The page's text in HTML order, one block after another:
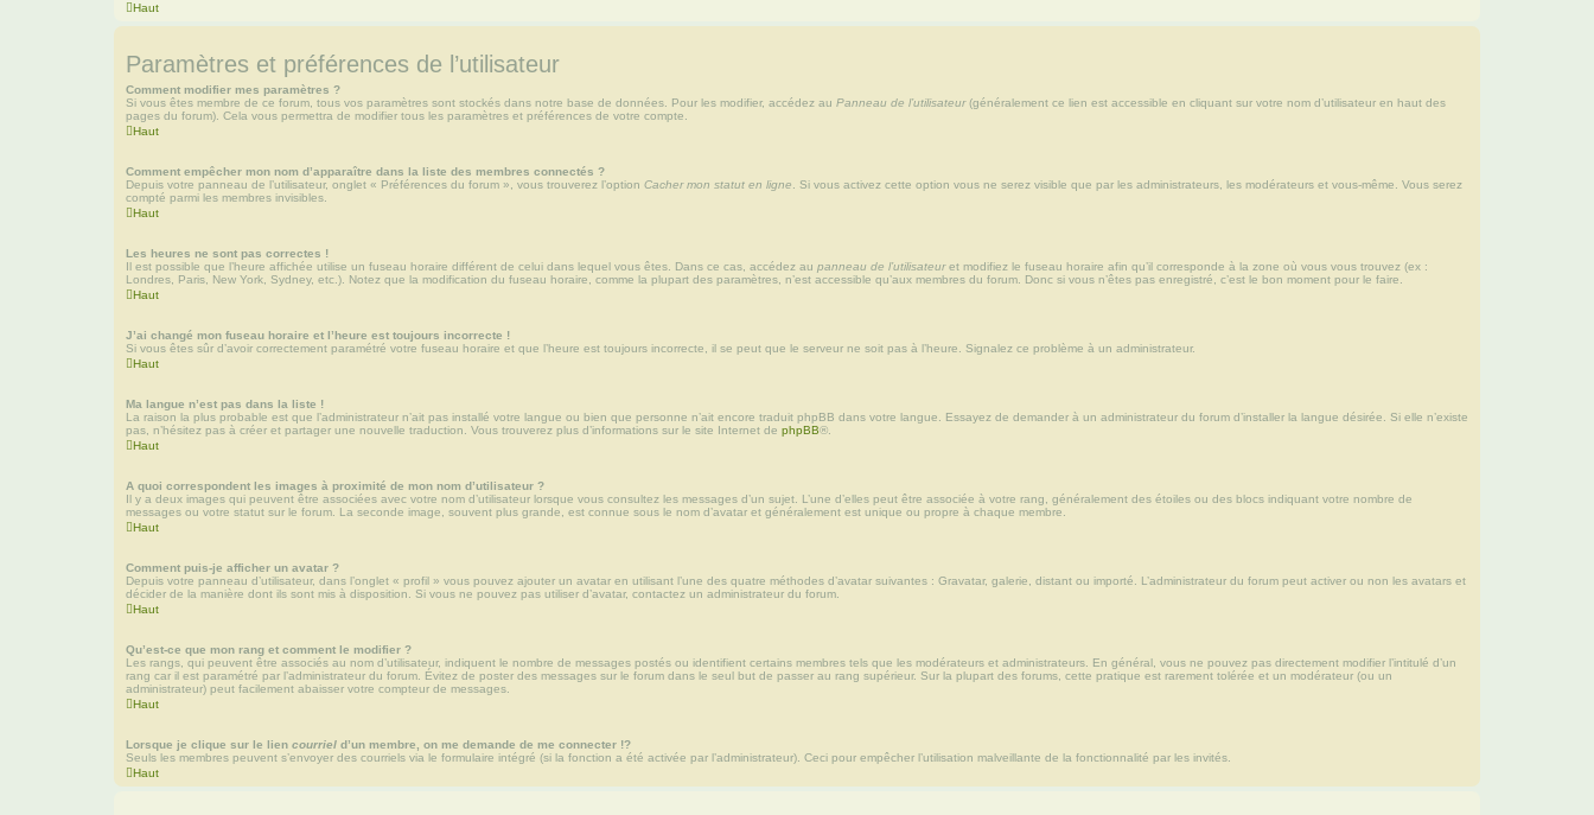
Haut
Paramètres et préférences de l’utilisateur
Comment modifier mes paramètres ?
Si vous êtes membre de ce forum, tous vos paramètres sont stockés dans notre base de données. Pour les modifier, accédez au Panneau de l’utilisateur(généralement ce lien est accessible en cliquant sur votre nom d’utilisateur en haut des
pages du forum). Cela vous permettra de modifier tous les paramètres et préférences de votre compte.
Haut
Comment empêcher mon nom d’apparaître dans la liste des membres connectés ?
Depuis votre panneau de l’utilisateur, onglet « Préférences du forum », vous trouverez l’option Cacher mon statut en ligne . Si vous activez cette option vous ne serez visible que par les administrateurs, les modérateurs et vous-même. Vous serez
compté parmi les membres invisibles.
Haut
Les heures ne sont pas correctes !
Il est possible que l’heure affichée utilise un fuseau horaire différent de celui dans lequel vous êtes. Dans ce cas, accédez au panneau de l’utilisateuret modifiez le fuseau horaire afin qu’il corresponde à la zone où vous vous trouvez (ex :
Londres, Paris, New York, Sydney, etc.). Notez que la modification du fuseau horaire, comme la plupart des paramètres, n’est accessible qu’aux membres du forum. Donc si vous n’êtes pas enregistré, c’est le bon moment pour le faire.
Haut
J’ai changé mon fuseau horaire et l’heure est toujours incorrecte !
Si vous êtes sûr d’avoir correctement paramétré votre fuseau horaire et que l’heure est toujours incorrecte, il se peut que le serveur ne soit pas à l’heure. Signalez ce problème à un administrateur.
Haut
Ma langue n’est pas dans la liste !
La raison la plus probable est que l’administrateur n’ait pas installé votre langue ou bien que personne n’ait encore traduit phpBB dans votre langue. Essayez de demander à un administrateur du forum d’installer la langue désirée. Si elle n’existe
pas, n’hésitez pas à créer et partager une nouvelle traduction. Vous trouverez plus d’informations sur le site Internet de phpBB®.
Haut
A quoi correspondent les images à proximité de mon nom d’utilisateur ?
Il y a deux images qui peuvent être associées avec votre nom d’utilisateur lorsque vous consultez les messages d’un sujet. L’une d’elles peut être associée à votre rang, généralement des étoiles ou des blocs indiquant votre nombre de
messages ou votre statut sur le forum. La seconde image, souvent plus grande, est connue sous le nom d’avatar et généralement est unique ou propre à chaque membre.
Haut
Comment puis-je afficher un avatar ?
Depuis votre panneau d’utilisateur, dans l’onglet « profil » vous pouvez ajouter un avatar en utilisant l’une des quatre méthodes d’avatar suivantes : Gravatar, galerie, distant ou importé. L’administrateur du forum peut activer ou non les avatars et
décider de la manière dont ils sont mis à disposition. Si vous ne pouvez pas utiliser d’avatar, contactez un administrateur du forum.
Haut
Qu’est-ce que mon rang et comment le modifier ?
Les rangs, qui peuvent être associés au nom d’utilisateur, indiquent le nombre de messages postés ou identifient certains membres tels que les modérateurs et administrateurs. En général, vous ne pouvez pas directement modifier l’intitulé d’un
rang car il est paramétré par l’administrateur du forum. Évitez de poster des messages sur le forum dans le seul but de passer au rang supérieur. Sur la plupart des forums, cette pratique est rarement tolérée et un modérateur (ou un
administrateur) peut facilement abaisser votre compteur de messages.
Haut
Lorsque je clique sur le lien courriel d’un membre, on me demande de me connecter !?
Seuls les membres peuvent s’envoyer des courriels via le formulaire intégré (si la fonction a été activée par l’administrateur). Ceci pour empêcher l’utilisation malveillante de la fonctionnalité par les invités.
Haut